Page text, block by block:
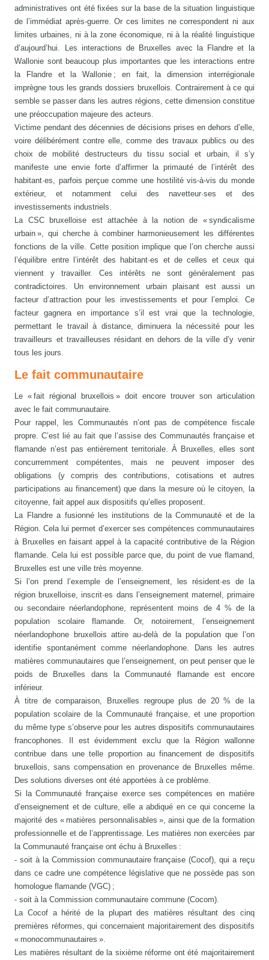
administratives ont été fixées sur la base de la situation linguistique
de l’immédiat après-guerre. Or ces limites ne correspondent ni aux
limites urbaines, ni à la zone économique, ni à la réalité linguistique
d’aujourd’hui. Les interactions de Bruxelles avec la Flandre et la
Wallonie sont beaucoup plus importantes que les interactions entre
la Flandre et la Wallonie ; en fait, la dimension interrégionale
imprègne tous les grands dossiers bruxellois. Contrairement à ce qui
semble se passer dans les autres régions, cette dimension constitue
une préoccupation majeure des acteurs.
Victime pendant des décennies de décisions prises en dehors d’elle,
voire délibérément contre elle, comme des travaux publics ou des
choix de mobilité destructeurs du tissu social et urbain, il s’y
manifeste une envie forte d’affirmer la primauté de l’intérêt des
habitant·es, parfois perçue comme une hostilité vis-à-vis du monde
extérieur, et notamment celui des navetteur·ses et des
investissements industriels.
La CSC bruxelloise est attachée à la notion de « syndicalisme
urbain », qui cherche à combiner harmonieusement les différentes
fonctions de la ville. Cette position implique que l’on cherche aussi
l’équilibre entre l’intérêt des habitant·es et de celles et ceux qui
viennent y travailler. Ces intérêts ne sont généralement pas
contradictoires. Un environnement urbain plaisant est aussi un
facteur d’attraction pour les investissements et pour l’emploi. Ce
facteur gagnera en importance s’il est vrai que la technologie,
permettant le travail à distance, diminuera la nécessité pour les
travailleurs et travailleuses résidant en dehors de la ville d’y venir
tous les jours.
Le fait communautaire
Le « fait régional bruxellois » doit encore trouver son articulation
avec le fait communautaire.
Pour rappel, les Communautés n’ont pas de compétence fiscale
propre. C’est lié au fait que l’assise des Communautés française et
flamande n’est pas entièrement territoriale. À Bruxelles, elles sont
concurremment compétentes, mais ne peuvent imposer des
obligations (y compris des contributions, cotisations et autres
participations au financement) que dans la mesure où le citoyen, la
citoyenne, fait appel aux dispositifs qu’elles proposent.
La Flandre a fusionné les institutions de la Communauté et de la
Région. Cela lui permet d’exercer ses compétences communautaires
à Bruxelles en faisant appel à la capacité contributive de la Région
flamande. Cela lui est possible parce que, du point de vue flamand,
Bruxelles est une ville très moyenne.
Si l’on prend l’exemple de l’enseignement, les résident·es de la
région bruxelloise, inscrit·es dans l’enseignement maternel, primaire
ou secondaire néerlandophone, représentent moins de 4 % de la
population scolaire flamande. Or, notoirement, l’enseignement
néerlandophone bruxellois attire au-delà de la population que l’on
identifie spontanément comme néerlandophone. Dans les autres
matières communautaires que l’enseignement, on peut penser que le
poids de Bruxelles dans la Communauté flamande est encore
inférieur.
À titre de comparaison, Bruxelles regroupe plus de 20 % de la
population scolaire de la Communauté française, et une proportion
du même type s’observe pour les autres dispositifs communautaires
francophones. Il est évidemment exclu que la Région wallonne
contribue dans une telle proportion au financement de dispositifs
bruxellois, sans compensation en provenance de Bruxelles même.
Des solutions diverses ont été apportées à ce problème.
Si la Communauté française exerce ses compétences en matière
d’enseignement et de culture, elle a abdiqué en ce qui concerne la
majorité des « matières personnalisables », ainsi que de la formation
professionnelle et de l’apprentissage. Les matières non exercées par
la Communauté française ont échu à Bruxelles :
- soit à la Commission communautaire française (Cocof), qui a reçu
dans ce cadre une compétence législative que ne possède pas son
homologue flamande (VGC) ;
- soit à la Commission communautaire commune (Cocom).
La Cocof a hérité de la plupart des matières résultant des cinq
premières réformes, qui concernaient majoritairement des dispositifs
« monocommunautaires ».
Les matières résultant de la sixième réforme ont été majoritairement